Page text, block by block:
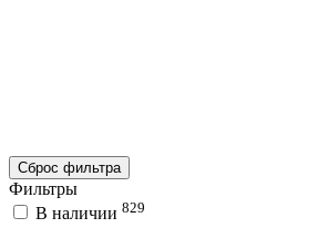
Сброс фильтра
Фильтры
В наличии 829